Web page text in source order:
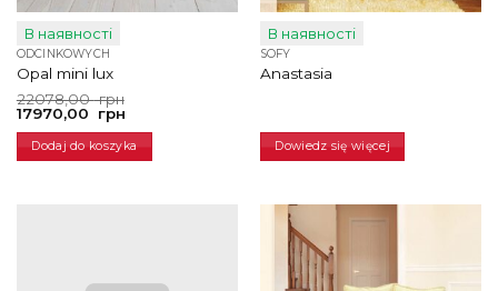
В наявності
ODCINKOWYCH
Opal mini lux
22078,00грн
Pierwotna
cena
wynosiła:
22078,00
грн.
17970,00 грн
Aktualna
cena
wynosi:
17970,00
грн.
Dodaj do koszyka
В наявності
SOFY
Anastasia
Dowiedz się więcej